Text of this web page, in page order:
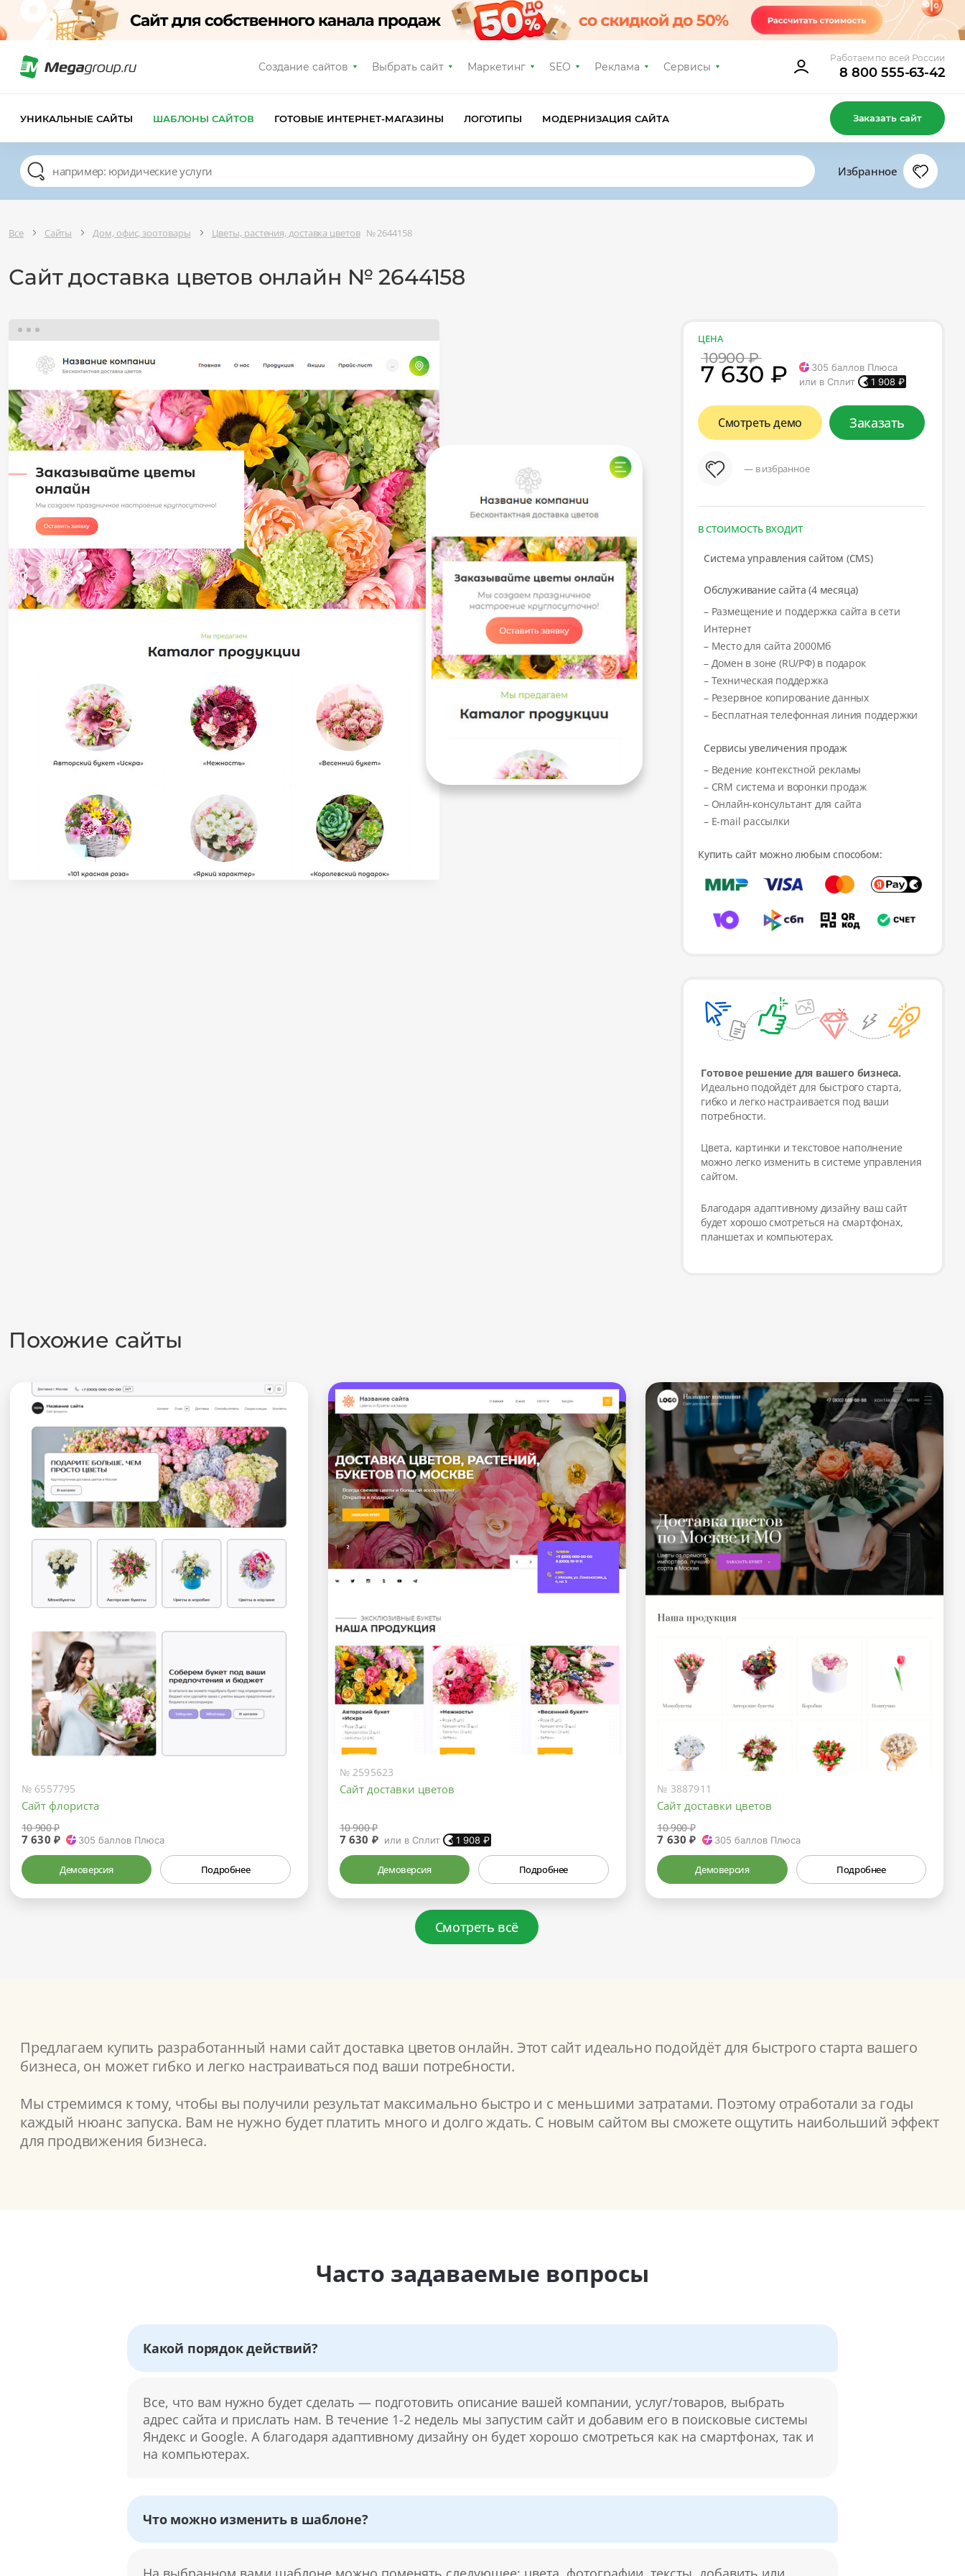
Создание сайтов Выбрать сайт Маркетинг SEO Реклама Сервисы
Работаем по всей России
8 800 555-63-42
УНИКАЛЬНЫЕ САЙТЫ ШАБЛОНЫ САЙТОВ ГОТОВЫЕ ИНТЕРНЕТ-МАГАЗИНЫ ЛОГОТИПЫ МОДЕРНИЗАЦИЯ САЙТА Заказать сайт
Избранное
Все Сайты Дом, офис, зоотовары Цветы, растения, доставка цветов № 2644158
Сайт доставка цветов онлайн № 2644158
ЦЕНА
10900 ₽
7 630 ₽ 305 баллов Плюса
или в Сплит
1 908 ₽
Смотреть демо Заказать
— в избранное
В СТОИМОСТЬ ВХОДИТ
Система управления сайтом (CMS)
Обслуживание сайта (4 месяца)
– Размещение и поддержка сайта в сети
Интернет
– Место для сайта 2000Мб
– Домен в зоне (RU/РФ) в подарок
– Техническая поддержка
– Резервное копирование данных
– Бесплатная телефонная линия поддержки
Сервисы увеличения продаж
– Ведение контекстной рекламы
– CRM система и воронки продаж
– Онлайн-консультант для сайта
– E-mail рассылки
Купить сайт можно любым способом:
Готовое решение для вашего бизнеса.
Идеально подойдёт для быстрого старта,
гибко и легко настраивается под ваши
потребности.
Цвета, картинки и текстовое наполнение
можно легко изменить в системе управления
сайтом.
Благодаря адаптивному дизайну ваш сайт
будет хорошо смотреться на смартфонах,
планшетах и компьютерах.
Похожие сайты
№ 6557795
Сайт флориста
10 900 ₽
7 630 ₽ 305 баллов Плюса
Демоверсия Подробнее
№ 2595623
Сайт доставки цветов
10 900 ₽
7 630 ₽ или в Сплит 1 908₽
Демоверсия Подробнее
№ 3887911
Сайт доставки цветов
10 900 ₽
7 630 ₽ 305 баллов Плюса
Демоверсия Подробнее
Смотреть всё
Предлагаем купить разработанный нами сайт доставка цветов онлайн. Этот сайт идеально подойдёт для быстрого старта вашего
бизнеса, он может гибко и легко настраиваться под ваши потребности.
Мы стремимся к тому, чтобы вы получили результат максимально быстро и с меньшими затратами. Поэтому отработали за годы
каждый нюанс запуска. Вам не нужно будет платить много и долго ждать. С новым сайтом вы сможете ощутить наибольший эффект
для продвижения бизнеса.
Часто задаваемые вопросы
Какой порядок действий?
Все, что вам нужно будет сделать — подготовить описание вашей компании, услуг/товаров, выбрать
адрес сайта и прислать нам. В течение 1-2 недель мы запустим сайт и добавим его в поисковые системы
Яндекс и Google. А благодаря адаптивному дизайну он будет хорошо смотреться как на смартфонах, так и
на компьютерах.
Что можно изменить в шаблоне?